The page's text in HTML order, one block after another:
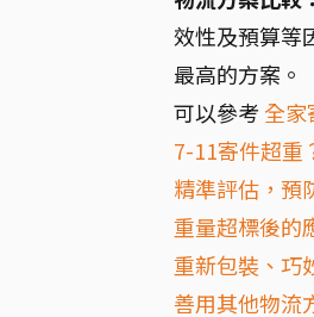
效性及預算等
最高的方案。
可以參考 全
7-11寄件超重
精準評估，預
重量超標後的
重新包裝、巧
善用其他物流